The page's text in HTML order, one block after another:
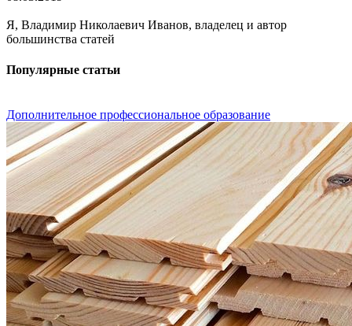
Я, Владимир Николаевич Иванов, владелец и автор
большинства статей
Популярные статьи
Дополнительное профессиональное образование